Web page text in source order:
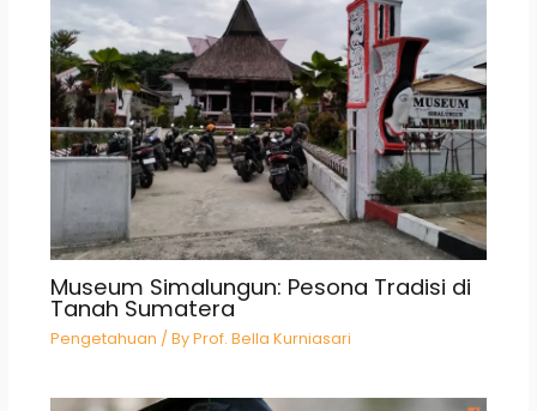
Museum Simalungun: Pesona Tradisi di
Tanah Sumatera
Pengetahuan / ByProf. Bella Kurniasari